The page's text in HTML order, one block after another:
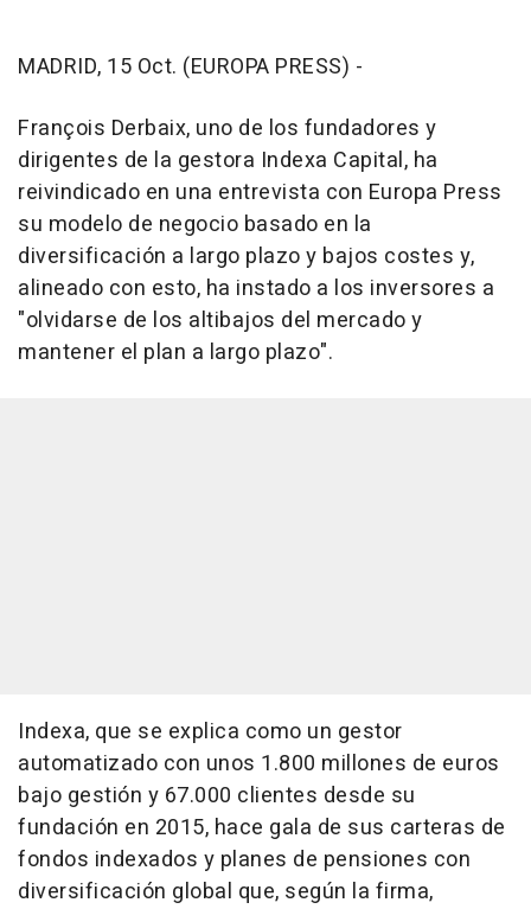
MADRID, 15 Oct. (EUROPA PRESS) -
François Derbaix, uno de los fundadores y
dirigentes de la gestora Indexa Capital, ha
reivindicado en una entrevista con Europa Press
su modelo de negocio basado en la
diversificación a largo plazo y bajos costes y,
alineado con esto, ha instado a los inversores a
"olvidarse de los altibajos del mercado y
mantener el plan a largo plazo".
Indexa, que se explica como un gestor
automatizado con unos 1.800 millones de euros
bajo gestión y 67.000 clientes desde su
fundación en 2015, hace gala de sus carteras de
fondos indexados y planes de pensiones con
diversificación global que, según la firma,